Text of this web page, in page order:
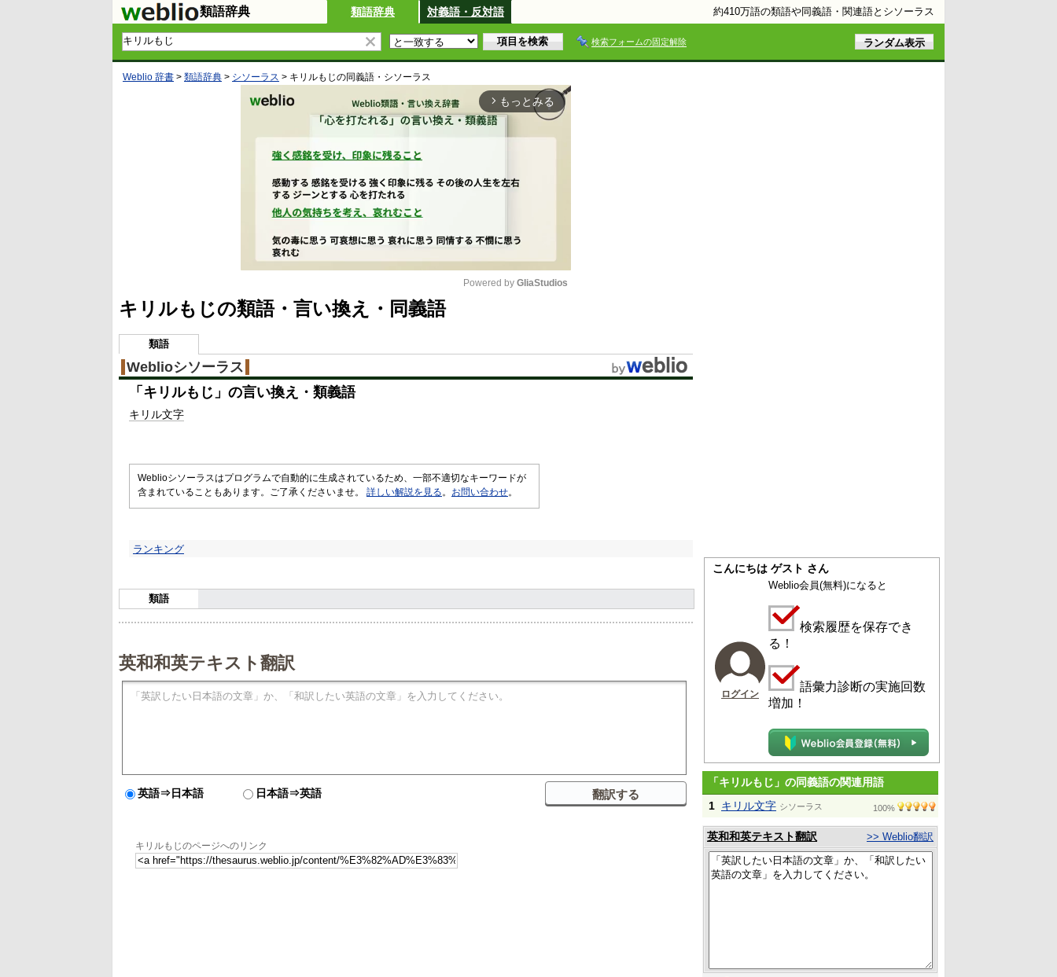
類語辞典 類語辞典 対義語・反対語 約410万語の類語や同義語・関連語とシソーラス
検索フォームの固定解除
Weblio 辞書 > 類語辞典 > シソーラス > キリルもじの同義語・シソーラス
arrow_forward_ios もっとみる
Powered by GliaStudios
キリルもじの類語・言い換え・同義語
類語
Weblioシソーラス
「 キリルもじ 」の言い換え・類義語
キリル文字
Weblioシソーラスはプログラムで自動的に生成されているため、一部不適切なキーワードが
含まれていることもあります。ご了承くださいませ。 詳しい解説を見る 。 お問い合わせ。
ランキング
類語
英和和英テキスト翻訳
英語⇒日本語 日本語⇒英語
キリルもじのページへのリンク
こんにちは ゲスト さん
ログイン
Weblio会員(無料)になると
検索履歴を保存でき
る！
語彙力診断の実施回数
増加！
「キリルもじ」の同義語の関連用語
1 キリル文字 シソーラス 100%
英和和英テキスト翻訳 >> Weblio翻訳